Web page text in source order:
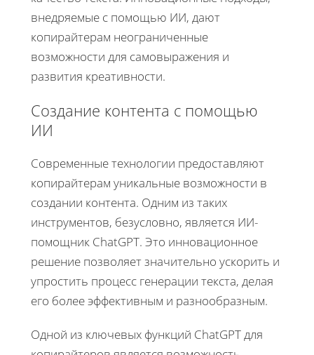
внедряемые с помощью ИИ, дают
копирайтерам неограниченные
возможности для самовыражения и
развития креативности.
Создание контента с помощью
ИИ
Современные технологии предоставляют
копирайтерам уникальные возможности в
создании контента. Одним из таких
инструментов, безусловно, является ИИ-
помощник ChatGPT. Это инновационное
решение позволяет значительно ускорить и
упростить процесс генерации текста, делая
его более эффективным и разнообразным.
Одной из ключевых функций ChatGPT для